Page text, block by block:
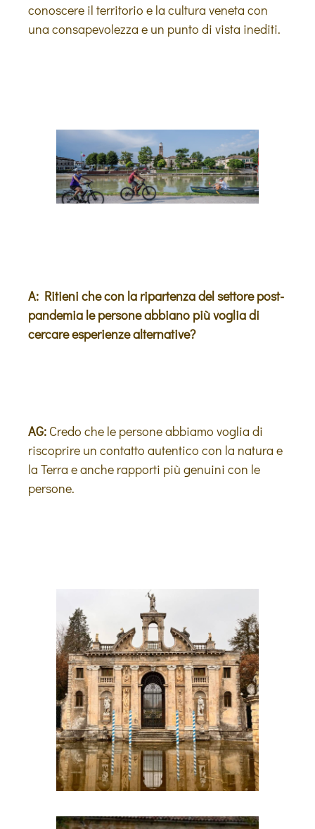
conoscere il territorio e la cultura veneta con
una consapevolezza e un punto di vista inediti.
A: Ritieni che con la ripartenza del settore post-
pandemia le persone abbiano più voglia di
cercare esperienze alternative?
AG: Credo che le persone abbiamo voglia di
riscoprire un contatto autentico con la natura e
la Terra e anche rapporti più genuini con le
persone.